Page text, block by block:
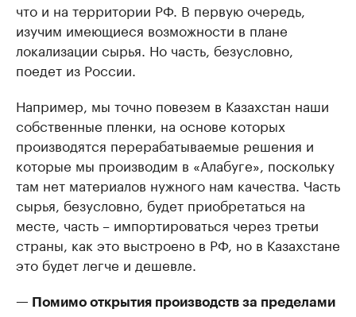
что и на территории РФ. В первую очередь,
изучим имеющиеся возможности в плане
локализации сырья. Но часть, безусловно,
поедет из России.
Например, мы точно повезем в Казахстан наши
собственные пленки, на основе которых
производятся перерабатываемые решения и
которые мы производим в «Алабуге», поскольку
там нет материалов нужного нам качества. Часть
сырья, безусловно, будет приобретаться на
месте, часть – импортироваться через третьи
страны, как это выстроено в РФ, но в Казахстане
это будет легче и дешевле.
— Помимо открытия производств за пределами